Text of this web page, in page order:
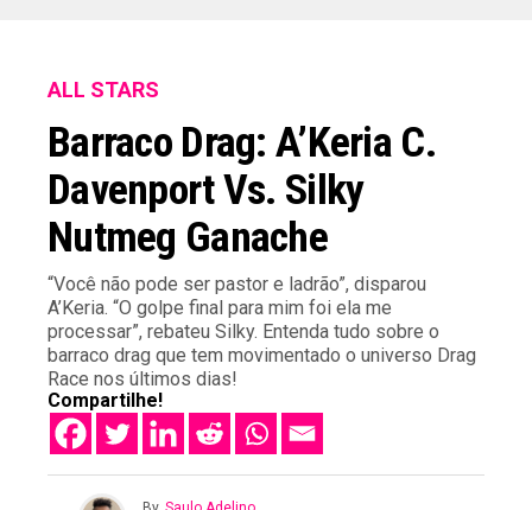
ALL STARS
Barraco Drag: A’Keria C.
Davenport Vs. Silky
Nutmeg Ganache
“Você não pode ser pastor e ladrão”, disparou
A’Keria. “O golpe final para mim foi ela me
processar”, rebateu Silky. Entenda tudo sobre o
barraco drag que tem movimentado o universo Drag
Race nos últimos dias!
Compartilhe!